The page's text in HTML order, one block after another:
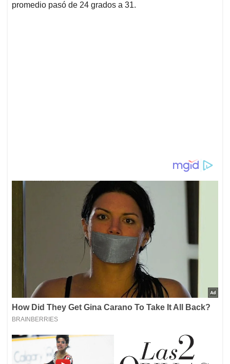
promedio pasó de 24 grados a 31.